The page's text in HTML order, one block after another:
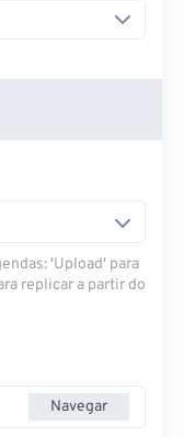
'Upload' para
replicar a partir do
Navegar